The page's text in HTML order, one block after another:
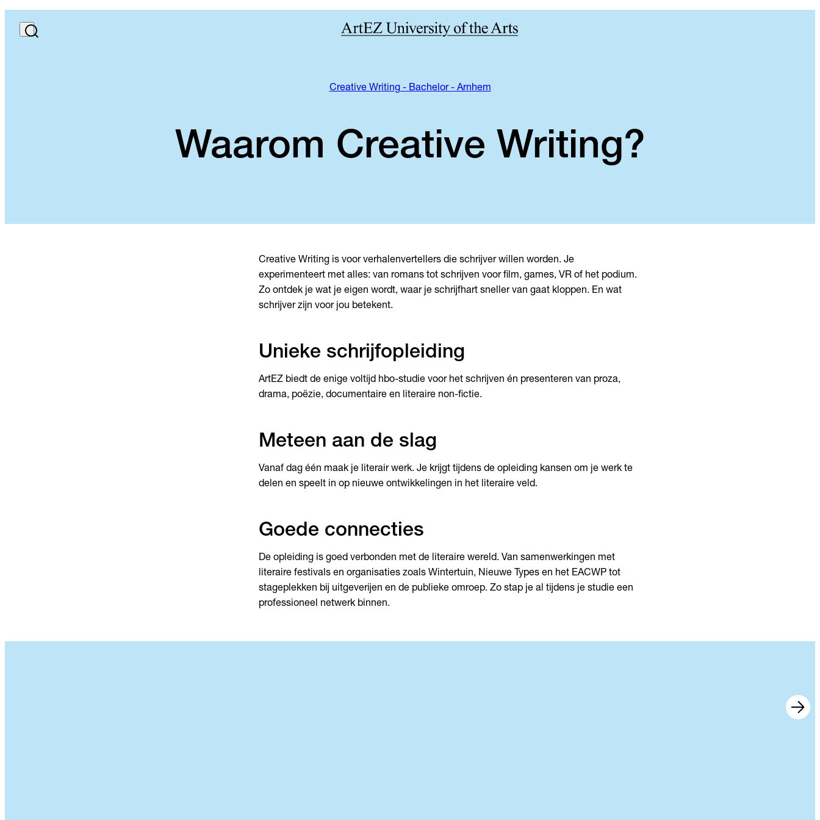
Creative Writing - Bachelor - Arnhem
Waarom Creative Writing?
Creative Writing is voor verhalenvertellers die schrijver willen worden. Je
experimenteert met alles: van romans tot schrijven voor film, games, VR of het podium.
Zo ontdek je wat je eigen wordt, waar je schrijfhart sneller van gaat kloppen. En wat
schrijver zijn voor jou betekent.
Unieke schrijfopleiding
ArtEZ biedt de enige voltijd hbo-studie voor het schrijven én presenteren van proza,
drama, poëzie, documentaire en literaire non-fictie.
Meteen aan de slag
Vanaf dag één maak je literair werk. Je krijgt tijdens de opleiding kansen om je werk te
delen en speelt in op nieuwe ontwikkelingen in het literaire veld.
Goede connecties
De opleiding is goed verbonden met de literaire wereld. Van samenwerkingen met
literaire festivals en organisaties zoals Wintertuin, Nieuwe Types en het EACWP tot
stageplekken bij uitgeverijen en de publieke omroep. Zo stap je al tijdens je studie een
professioneel netwerk binnen.